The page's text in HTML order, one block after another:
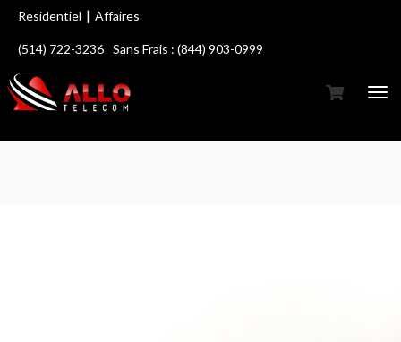
Residentiel | Affaires
(514) 722-3236 Sans Frais : (844) 903-0999